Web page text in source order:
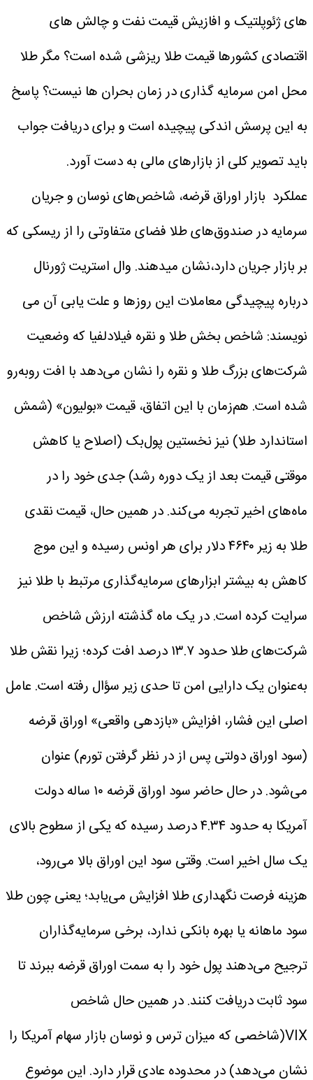
های ژئوپلتیک و افازیش قیمت نفت و چالش های
اقتصادی کشورها قیمت طلا ریزشی شده است؟ مگر طلا
محل امن سرمایه گذاری در زمان بحران ها نیست؟ پاسخ
به این پرسش اندکی پیچیده است و برای دریافت جواب
باید تصویر کلی از بازارهای مالی به دست آورد.
عملکرد بازار اوراق قرضه، شاخص‌های نوسان و جریان
سرمایه در صندوق‌های طلا فضای متفاوتی را از ریسکی که
بر بازار جریان دارد،‌نشان میدهند. وال استریت ژورنال
درباره پیچیدگی معاملات این روزها و علت یابی آن می
نویسند: شاخص بخش طلا و نقره فیلادلفیا که وضعیت
شرکت‌های بزرگ طلا و نقره را نشان می‌دهد با افت روبه‌رو
شده است. هم‌زمان با این اتفاق، قیمت «بولیون» (شمش
استاندارد طلا) نیز نخستین پول‌بک (اصلاح یا کاهش
موقتی قیمت بعد از یک دوره رشد) جدی خود را در
ماه‌های اخیر تجربه می‌کند.در همین حال، قیمت نقدی
طلا به زیر ۴۶۴۰ دلار برای هر اونس رسیده و این موج
کاهش به بیشتر ابزارهای سرمایه‌گذاری مرتبط با طلا نیز
سرایت کرده است. در یک ماه گذشته ارزش شاخص
شرکت‌های طلا حدود ۱۳.۷ درصد افت کرده؛ زیرا نقش طلا
به‌عنوان یک دارایی امن تا حدی زیر سؤال رفته است. عامل
اصلی این فشار، افزایش «بازدهی واقعی» اوراق قرضه
(سود اوراق دولتی پس از در نظر گرفتن تورم) عنوان
می‌شود.
در حال حاضر سود اوراق قرضه ۱۰ ساله دولت
آمریکا به حدود ۴.۳۴ درصد رسیده که یکی از سطوح بالای
یک سال اخیر است. وقتی سود این اوراق بالا می‌رود،
هزینه فرصت نگهداری طلا افزایش می‌یابد؛ یعنی چون طلا
سود ماهانه یا بهره بانکی ندارد، برخی سرمایه‌گذاران
ترجیح می‌دهند پول خود را به سمت اوراق قرضه ببرند تا
سود ثابت دریافت کنند.در همین حال شاخص
VIX(شاخصی که میزان ترس و نوسان بازار سهام آمریکا را
نشان می‌دهد) در محدوده عادی قرار دارد. این موضوع